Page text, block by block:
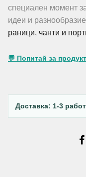
специален момент
идеи и
раници, чанти и
💬 Попитай за
Доставка: 1-3